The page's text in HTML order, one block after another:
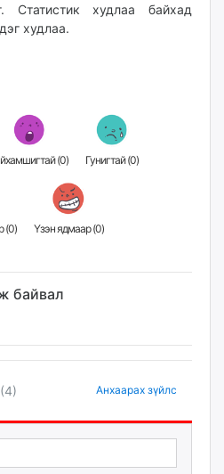
Статистик худлаа байхад
худлаа.
Гайхамшигтай (0) Гунигтай (0)
Жихүүцмээр (0) Үзэн ядмаар (0)
байвал
Анхаарах зүйлс